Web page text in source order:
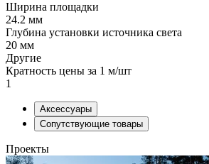
Ширина площадки
24.2 мм
Глубина установки источника света
20 мм
Другие
Кратность цены за 1 м/шт
1
Аксессуары
Сопутствующие товары
Проекты